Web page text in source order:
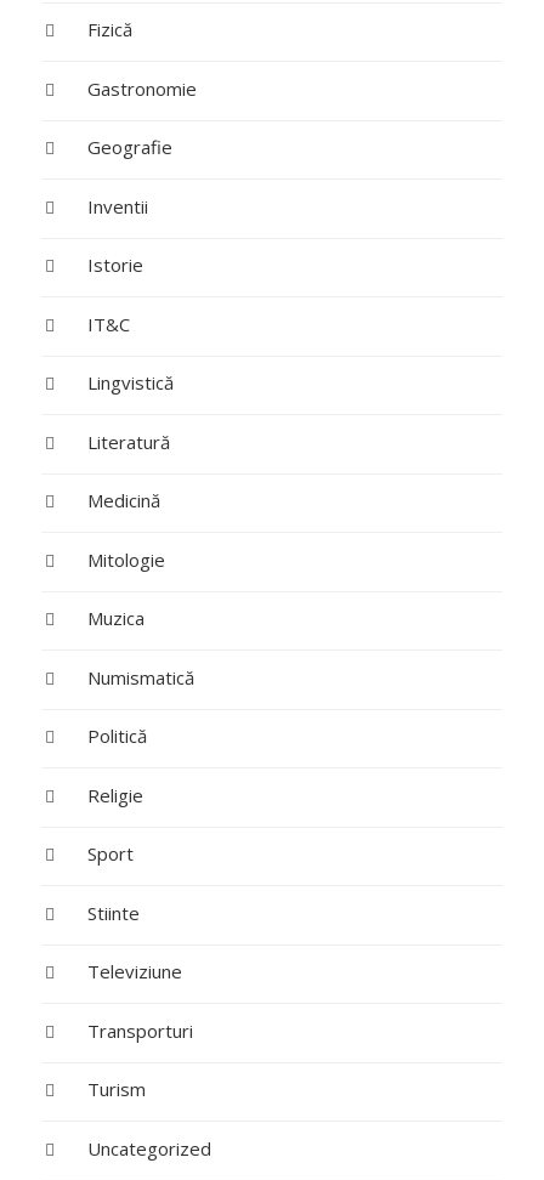
Fizică
Gastronomie
Geografie
Inventii
Istorie
IT&C
Lingvistică
Literatură
Medicină
Mitologie
Muzica
Numismatică
Politică
Religie
Sport
Stiinte
Televiziune
Transporturi
Turism
Uncategorized